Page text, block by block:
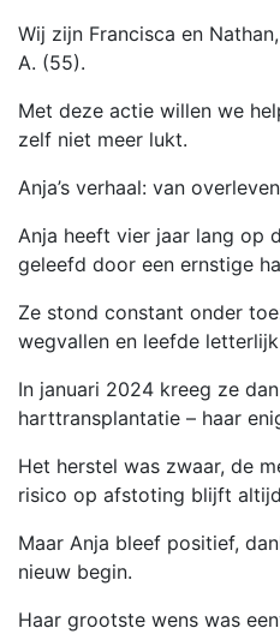
Wij zijn Francisca en
A. (55).
Met deze actie willen we
zelf niet meer lukt.
Anja’s verhaal: van
Anja heeft vier jaar lang op
geleefd door een ernstige
Ze stond constant onder
wegvallen en leefde letterlijk
In januari 2024 kreeg ze
harttransplantatie – haar
Het herstel was zwaar, de
risico op afstoting blijft
Maar Anja bleef positief,
nieuw begin.
Haar grootste wens was